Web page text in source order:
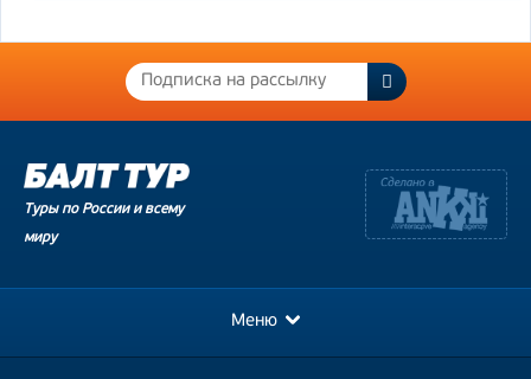
Туры по России и всему
миру
Меню